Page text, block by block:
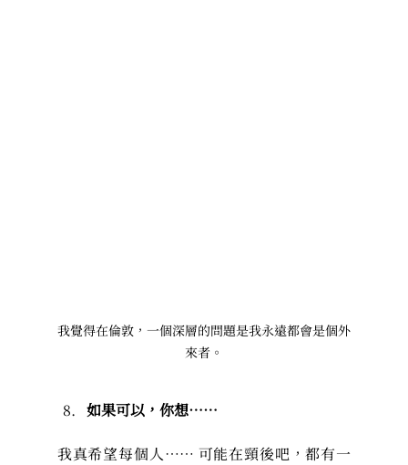
我覺得在倫敦，一個深層的問題是我永遠都會是個外
來者。
如果可以，你想……
我真希望每個人…… 可能在頸後吧，都有一